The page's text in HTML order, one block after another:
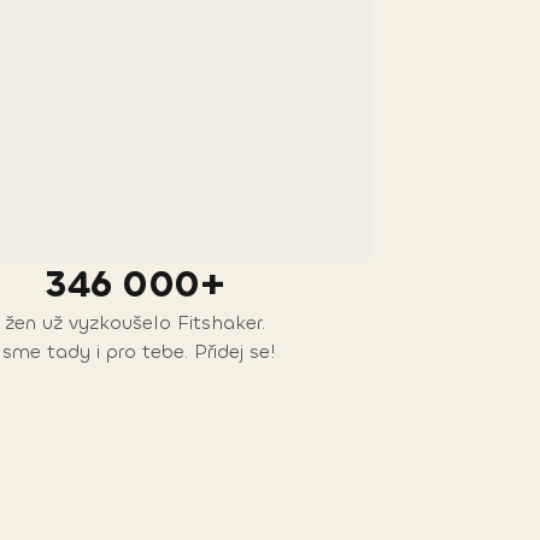
346 000+
žen už vyzkoušelo Fitshaker.
tady i pro tebe. Přidej se!